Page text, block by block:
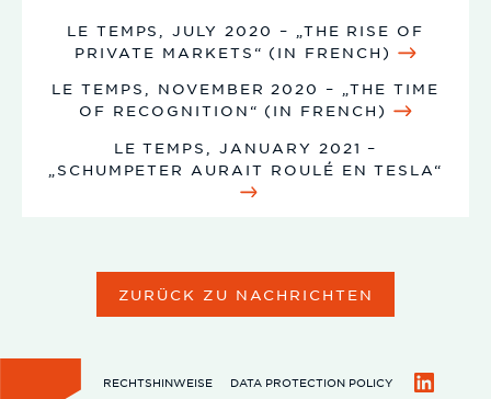
LE TEMPS, JULY 2020 – „THE RISE OF
PRIVATE MARKETS“ (IN FRENCH)
LE TEMPS, NOVEMBER 2020 – „THE TIME
OF RECOGNITION“ (IN FRENCH)
LE TEMPS, JANUARY 2021 –
„SCHUMPETER AURAIT ROULÉ EN TESLA“
ZURÜCK ZU NACHRICHTEN
RECHTSHINWEISE
DATA PROTECTION POLICY